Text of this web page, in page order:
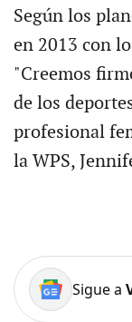
Según los
en 2013 con
"Creemos
de los
profesional
la WPS,
Sigue a